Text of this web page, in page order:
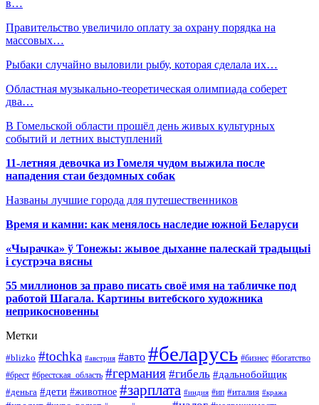
в…
Правительство увеличило оплату за охрану порядка на
массовых…
Рыбаки случайно выловили рыбу, которая сделала их…
Областная музыкально-теоретическая олимпиада соберет
два…
В Гомельской области прошёл день живых культурных
событий и летних выступлений
11-летняя девочка из Гомеля чудом выжила после
нападения стаи бездомных собак
Названы лучшие города для путешественников
Время и камни: как менялось наследие южной Беларуси
«Чырачка» ў Тонежы: жывое дыханне палескай традыцыі
і сустрэча вясны
55 миллионов за право писать своё имя на табличке под
работой Шагала. Картины витебского художника
неприкосновенны
Метки
#blizko #tochka #австрия #авто #беларусь #бизнес #богатство
#брест #брестская_область #германия #гибель #дальнобойщик
#деньга #дети #животное #зарплата #индия #ип #италия #кража